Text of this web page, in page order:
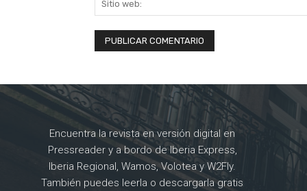
Encuentra la revista en versión digital en
Pressreader y a bordo de Iberia Express,
Iberia Regional, Wamos, Volotea y W2Fly.
También puedes leerla o descargarla gratis